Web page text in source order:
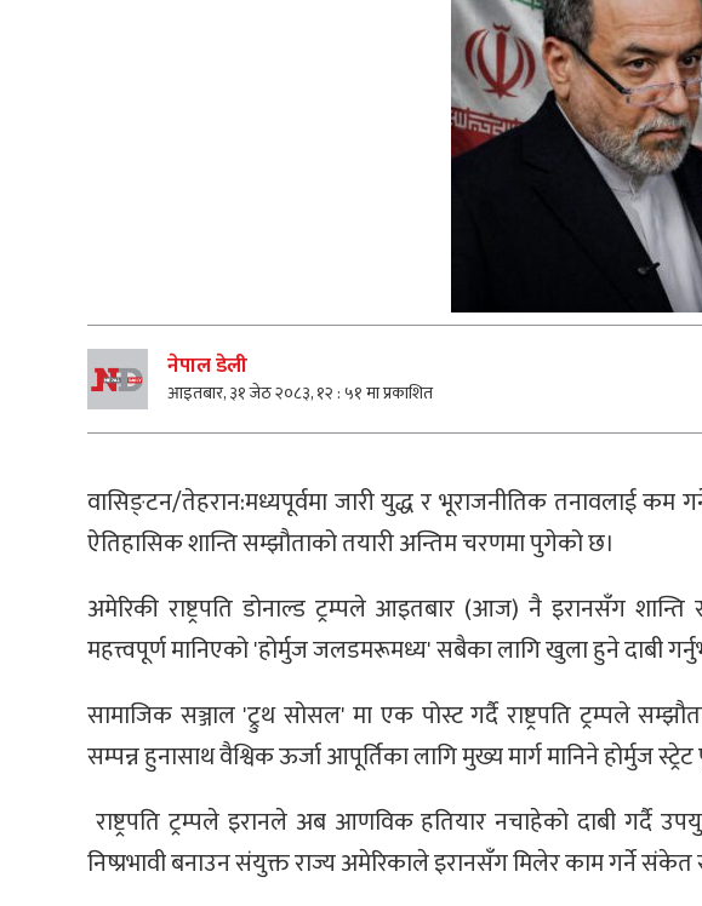
नेपाल डेली
आइतबार, ३१ जेठ २०८३, १२ : ५१ मा प्रकाशित
वासिङ्टन/तेहरान:मध्यपूर्वमा जारी युद्ध र भूराजनीतिक तनावलाई कम
ऐतिहासिक शान्ति सम्झौताको तयारी अन्तिम चरणमा पुगेको छ।
अमेरिकी राष्ट्रपति डोनाल्ड ट्रम्पले आइतबार (आज) नै इरानसँग
महत्त्वपूर्ण मानिएको 'होर्मुज जलडमरूमध्य' सबैका लागि खुला हुने दाबी
सामाजिक सञ्जाल 'ट्रुथ सोसल' मा एक पोस्ट गर्दै राष्ट्रपति ट्रम्पले
सम्पन्न हुनासाथ वैश्विक ऊर्जा आपूर्तिका लागि मुख्य मार्ग मानिने होर्मुज
राष्ट्रपति ट्रम्पले इरानले अब आणविक हतियार नचाहेको दाबी गर्दै
निष्प्रभावी बनाउन संयुक्त राज्य अमेरिकाले इरानसँग मिलेर काम गर्ने